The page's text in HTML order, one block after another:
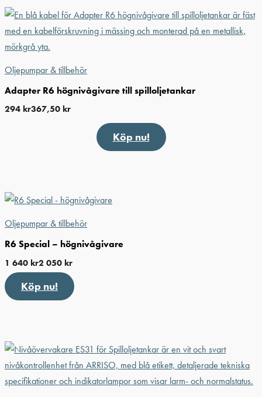
Oljepumpar & tillbehör
Adapter R6 högnivågivare till spilloljetankar
294 kr367,50 kr
Köp nu!
Oljepumpar & tillbehör
R6 Special – högnivågivare
1 640 kr2 050 kr
Köp nu!